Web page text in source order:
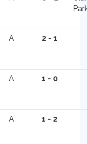
A 2 - 1
A 1 - 0
A 1 - 2